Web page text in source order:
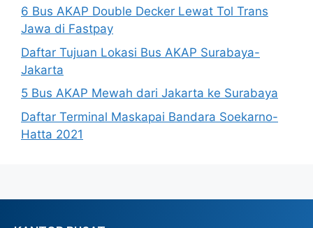
6 Bus AKAP Double Decker Lewat Tol Trans
Jawa di Fastpay
Daftar Tujuan Lokasi Bus AKAP Surabaya-
Jakarta
5 Bus AKAP Mewah dari Jakarta ke Surabaya
Daftar Terminal Maskapai Bandara Soekarno-
Hatta 2021